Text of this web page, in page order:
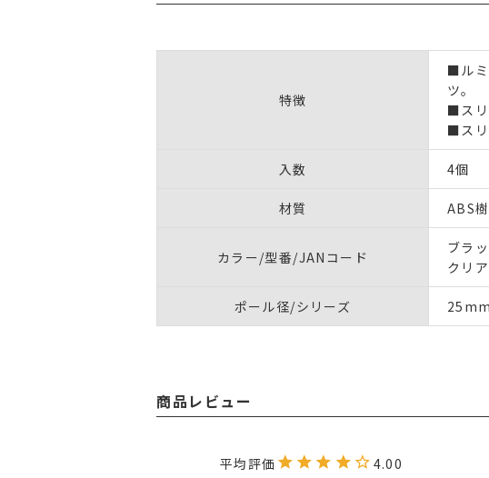
特徴
■ルミ
ツ。
■スリ
■スリ
入数 4個
材質 ABS
カラー/型番/JANコード
ブラ
クリ
ポール径/シリーズ
商品レビュー
4.00